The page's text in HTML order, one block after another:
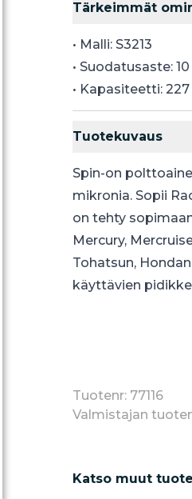
Tärkeimmät
• Malli: S3213
• Suodatusaste:
• Kapasiteetti:
Tuotekuvaus
Spin-on
mikronia. Sopii
on tehty
Mercury,
Tohatsun,
käyttävien
Tuotenr: 77116
Valmistajan
Katso muut